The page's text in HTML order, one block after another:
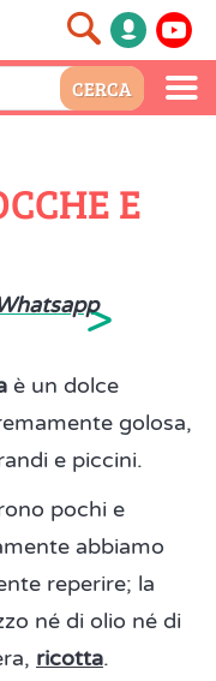
E
>
è un dolce
golosa,
e piccini.
pochi e
abbiamo
reperire; la
né di olio né di
ricotta.